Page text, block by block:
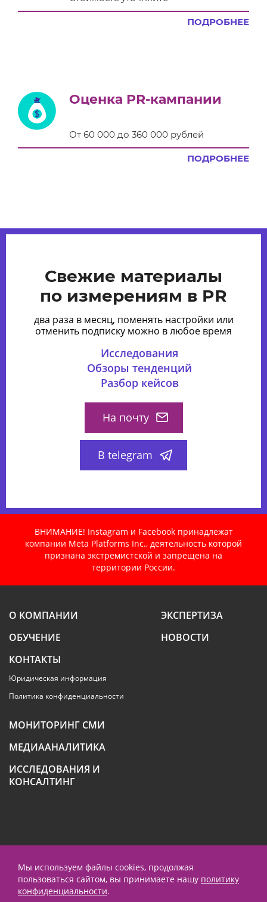
ПОДРОБНЕЕ
Оценка PR-кампании
От 60 000 до 360 000 рублей
ПОДРОБНЕЕ
Свежие материалы
по измерениям в PR
два раза в месяц, поменять настройки или
отменить подписку можно в любое время
Исследования
Обзоры тенденций
Разбор кейсов
На почту
В telegram
ВНИМАНИЕ! Instagram и Facebook принадлежат
компании Meta Platforms Inc., деятельность которой
признана экстремистской и запрещена на
территории России.
О КОМПАНИИ
ЭКСПЕРТИЗА
ОБУЧЕНИЕ
НОВОСТИ
КОНТАКТЫ
Юридическая информация
Политика конфиденциальности
МОНИТОРИНГ СМИ
МЕДИААНАЛИТИКА
ИССЛЕДОВАНИЯ И
КОНСАЛТИНГ
contact@prnews.ru
Мы используем файлы cookies, продолжая
пользоваться сайтом, вы принимаете нашу политику
конфиденциальности.